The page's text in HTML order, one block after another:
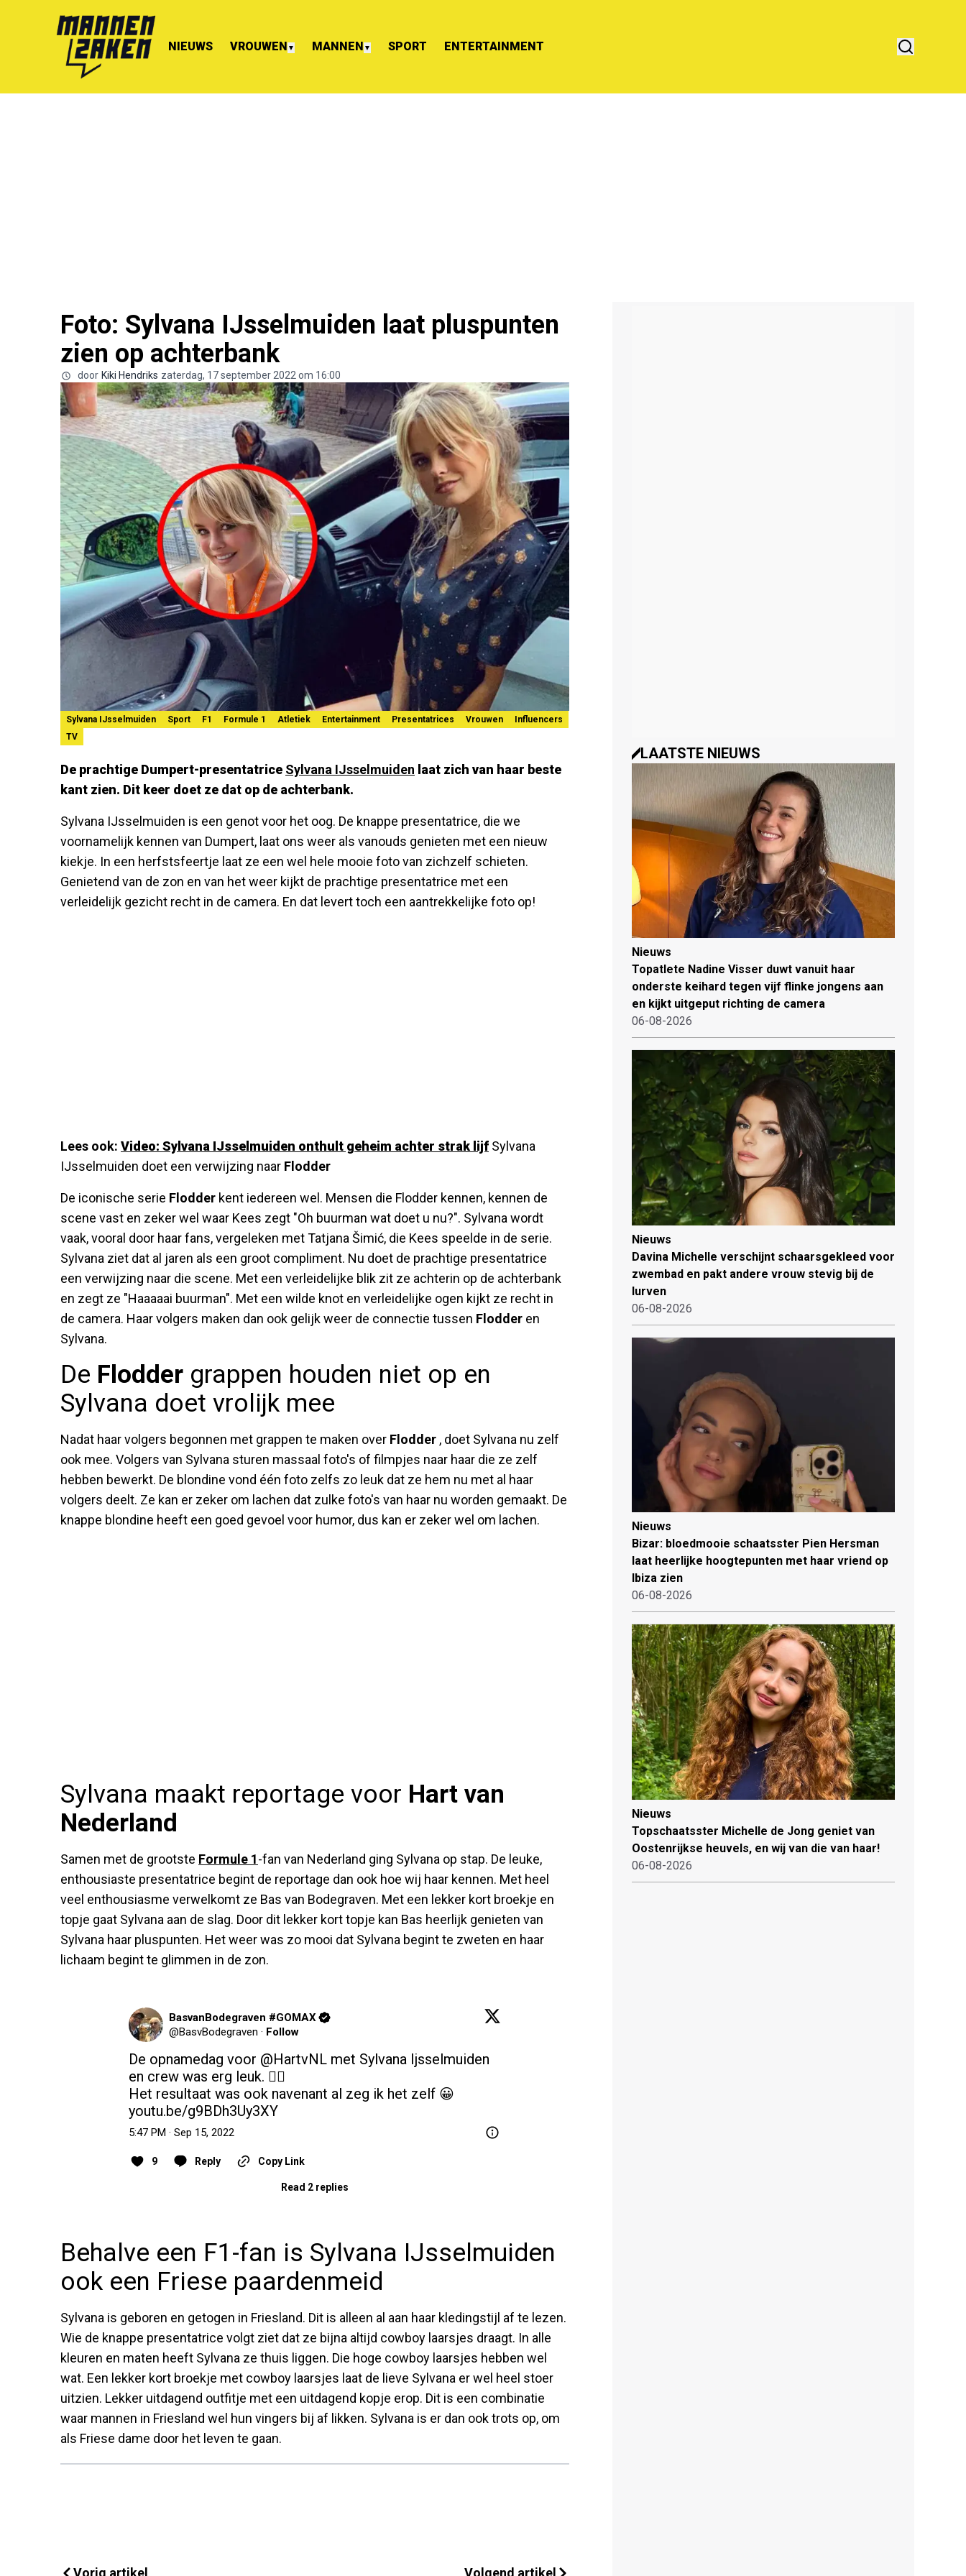
NIEUWS VROUWEN ▼ MANNEN ▼ SPORT ENTERTAINMENT
Foto: Sylvana IJsselmuiden laat pluspunten
zien op achterbank
door Kiki Hendriks zaterdag, 17 september 2022 om 16:00
Sylvana IJsselmuiden Sport F1 Formule 1 Atletiek Entertainment Presentatrices Vrouwen
Influencers
TV
De prachtige Dumpert-presentatrice Sylvana IJsselmuiden laat zich van haar beste
kant zien. Dit keer doet ze dat op de achterbank.
Sylvana IJsselmuiden is een genot voor het oog. De knappe presentatrice, die we
voornamelijk kennen van Dumpert, laat ons weer als vanouds genieten met een nieuw
kiekje. In een herfstsfeertje laat ze een wel hele mooie foto van zichzelf schieten.
Genietend van de zon en van het weer kijkt de prachtige presentatrice met een
verleidelijk gezicht recht in de camera. En dat levert toch een aantrekkelijke foto op!
Lees ook: Video: Sylvana IJsselmuiden onthult geheim achter strak lijf Sylvana
IJsselmuiden doet een verwijzing naar Flodder
De iconische serie Flodder kent iedereen wel. Mensen die Flodder kennen, kennen de
scene vast en zeker wel waar Kees zegt "Oh buurman wat doet u nu?". Sylvana wordt
vaak, vooral door haar fans, vergeleken met Tatjana Šimić, die Kees speelde in de serie.
Sylvana ziet dat al jaren als een groot compliment. Nu doet de prachtige presentatrice
een verwijzing naar die scene. Met een verleidelijke blik zit ze achterin op de achterbank
en zegt ze "Haaaaai buurman". Met een wilde knot en verleidelijke ogen kijkt ze recht in
de camera. Haar volgers maken dan ook gelijk weer de connectie tussen Flodder en
Sylvana.
De Flodder grappen houden niet op en
Sylvana doet vrolijk mee
Nadat haar volgers begonnen met grappen te maken over Flodder , doet Sylvana nu zelf
ook mee. Volgers van Sylvana sturen massaal foto's of filmpjes naar haar die ze zelf
hebben bewerkt. De blondine vond één foto zelfs zo leuk dat ze hem nu met al haar
volgers deelt. Ze kan er zeker om lachen dat zulke foto's van haar nu worden gemaakt. De
knappe blondine heeft een goed gevoel voor humor, dus kan er zeker wel om lachen.
Sylvana maakt reportage voor Hart van
Nederland
Samen met de grootste Formule 1-fan van Nederland ging Sylvana op stap. De leuke,
enthousiaste presentatrice begint de reportage dan ook hoe wij haar kennen. Met heel
veel enthousiasme verwelkomt ze Bas van Bodegraven. Met een lekker kort broekje en
topje gaat Sylvana aan de slag. Door dit lekker kort topje kan Bas heerlijk genieten van
Sylvana haar pluspunten. Het weer was zo mooi dat Sylvana begint te zweten en haar
lichaam begint te glimmen in de zon.
BasvanBodegraven #GOMAX
@BasvBodegraven · Follow
De opnamedag voor @HartvNL met Sylvana Ijsselmuiden
en crew was erg leuk. 👌🏼
youtu.be/g9BDh3Uy3XY
5:47 PM · Sep 15, 2022
9 Reply Copy Link
Read 2 replies
Behalve een F1-fan is Sylvana IJsselmuiden
ook een Friese paardenmeid
Sylvana is geboren en getogen in Friesland. Dit is alleen al aan haar kledingstijl af te lezen.
Wie de knappe presentatrice volgt ziet dat ze bijna altijd cowboy laarsjes draagt. In alle
kleuren en maten heeft Sylvana ze thuis liggen. Die hoge cowboy laarsjes hebben wel
wat. Een lekker kort broekje met cowboy laarsjes laat de lieve Sylvana er wel heel stoer
uitzien. Lekker uitdagend outfitje met een uitdagend kopje erop. Dit is een combinatie
waar mannen in Friesland wel hun vingers bij af likken. Sylvana is er dan ook trots op, om
als Friese dame door het leven te gaan.
Vorig artikel Volgend artikel
LAATSTE NIEUWS
Nieuws
Topatlete Nadine Visser duwt vanuit haar
onderste keihard tegen vijf flinke jongens aan
en kijkt uitgeput richting de camera
06-08-2026
Nieuws
Davina Michelle verschijnt schaarsgekleed voor
zwembad en pakt andere vrouw stevig bij de
lurven
06-08-2026
Nieuws
Bizar: bloedmooie schaatsster Pien Hersman
laat heerlijke hoogtepunten met haar vriend op
Ibiza zien
06-08-2026
Nieuws
Topschaatsster Michelle de Jong geniet van
Oostenrijkse heuvels, en wij van die van haar!
06-08-2026